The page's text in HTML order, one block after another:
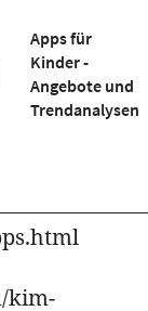
Apps für
Kinder -
Angebote und
Trendanalysen
kim-